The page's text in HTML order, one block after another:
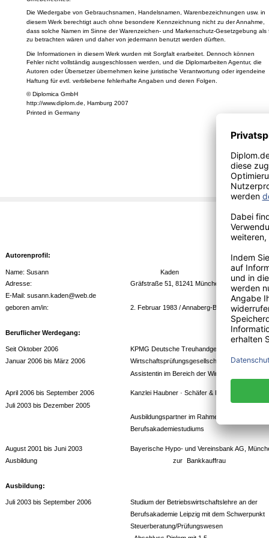
Die Wiedergabe von Gebrauchsnamen, Handelsnamen, Warenbezeichnungen usw. in
diesem Werk berechtigt auch ohne besondere Kennzeichnung nicht zu der Annahme,
dass solche Namen im Sinne der Warenzeichen- und Markenschutz-Gesetzgebung als
zu betrachten wären und daher von jedermann benutzt werden dürften.
Die Informationen in diesem Werk wurden mit Sorgfalt erarbeitet. Dennoch können
Fehler nicht vollständig ausgeschlossen werden, und die Diplomarbeiten Agentur, die
Autoren oder Übersetzer übernehmen keine juristische Verantwortung oder irgendeine
Haftung für evtl. verbliebene fehlerhafte Angaben und deren Folgen.
© Diplomica GmbH
http://www.diplom.de, Hamburg 2007
Printed in Germany
Autorenprofil:
Name: Susann
Kaden
Adresse:
Gräfstraße 51, 81241 München
E-Mail: susann.kaden@web.de
geboren am/in:
2. Februar 1983 / Annaberg-Buchholz
Beruflicher Werdegang:
Seit Oktober 2006
Januar 2006 bis März 2006
KPMG Deutsche Treuhandgesellschaft AG
Wirtschaftsprüfungsgesellschaft, München
Assistentin im Bereich der Wirtschaftsprüfung
April 2006 bis September 2006
Juli 2003 bis Dezember 2005
Kanzlei Haubner · Schäfer & Partner, Bad
Ausbildungspartner im Rahmen des
Berufsakademiestudiums
August 2001 bis Juni 2003
Bayerische Hypo- und Vereinsbank AG,
Ausbildung
zur Bankkauffrau
Ausbildung:
Juli 2003 bis September 2006
Studium der Betriebswirtschaftslehre an der
Berufsakademie Leipzig mit dem Schwerpunkt
Steuerberatung/Prüfungswesen